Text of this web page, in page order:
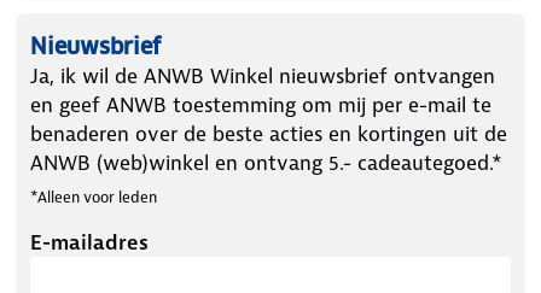
Nieuwsbrief
Ja, ik wil de ANWB Winkel nieuwsbrief ontvangen
en geef ANWB toestemming om mij per e-mail te
benaderen over de beste acties en kortingen uit de
ANWB (web)winkel en ontvang 5.- cadeautegoed.*
*Alleen voor leden
E-mailadres